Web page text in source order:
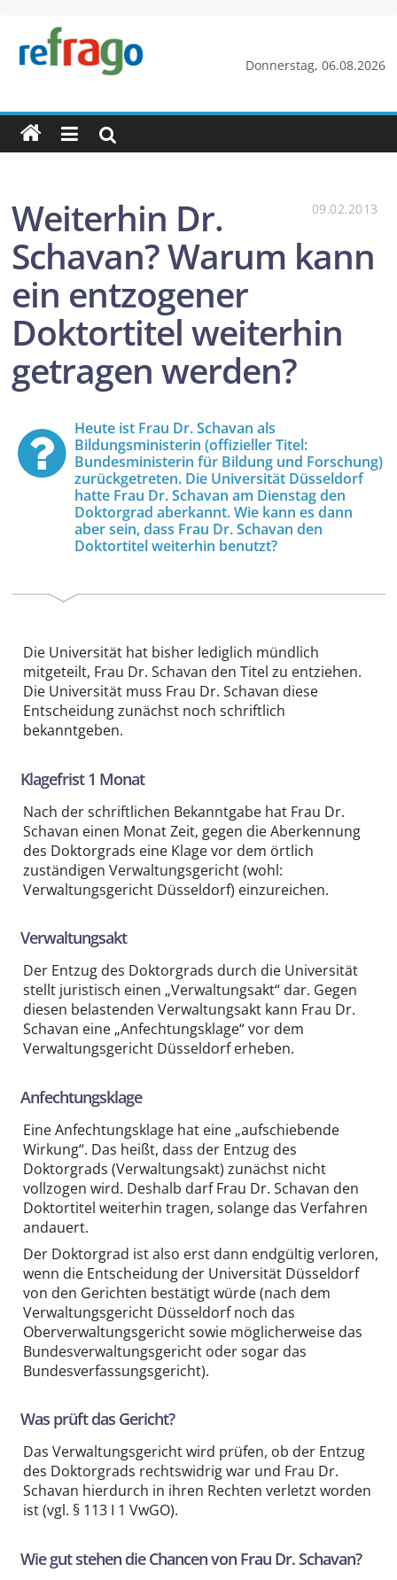
springen
Donnerstag, 06.08.2026
refrago
Rechtsfragen
online
verständlich
kostenlos
09.02.2013
Weiterhin Dr.
Schavan? Warum kann
ein entzogener
Doktortitel weiterhin
getragen werden?
Heute ist Frau Dr. Schavan als
Bildungsministerin (offizieller Titel:
Bundesministerin für Bildung und Forschung)
zurückgetreten. Die Universität Düsseldorf
hatte Frau Dr. Schavan am Dienstag den
Doktorgrad aberkannt. Wie kann es dann
aber sein, dass Frau Dr. Schavan den
Doktortitel weiterhin benutzt?
Die Universität hat bisher lediglich mündlich
mitgeteilt, Frau Dr. Schavan den Titel zu entziehen.
Die Universität muss Frau Dr. Schavan diese
Entscheidung zunächst noch schriftlich
bekanntgeben.
Klagefrist 1 Monat
Nach der schriftlichen Bekanntgabe hat Frau Dr.
Schavan einen Monat Zeit, gegen die Aberkennung
des Doktorgrads eine Klage vor dem örtlich
zuständigen Verwaltungsgericht (wohl:
Verwaltungsgericht Düsseldorf) einzureichen.
Verwaltungsakt
Der Entzug des Doktorgrads durch die Universität
stellt juristisch einen „Verwaltungsakt“ dar. Gegen
diesen belastenden Verwaltungsakt kann Frau Dr.
Schavan eine „Anfechtungsklage“ vor dem
Verwaltungsgericht Düsseldorf erheben.
Anfechtungsklage
Eine Anfechtungsklage hat eine „aufschiebende
Wirkung“. Das heißt, dass der Entzug des
Doktorgrads (Verwaltungsakt) zunächst nicht
vollzogen wird. Deshalb darf Frau Dr. Schavan den
Doktortitel weiterhin tragen, solange das Verfahren
andauert.
Der Doktorgrad ist also erst dann endgültig verloren,
wenn die Entscheidung der Universität Düsseldorf
von den Gerichten bestätigt würde (nach dem
Verwaltungsgericht Düsseldorf noch das
Oberverwaltungsgericht sowie möglicherweise das
Bundesverwaltungsgericht oder sogar das
Bundesverfassungsgericht).
Was prüft das Gericht?
Das Verwaltungsgericht wird prüfen, ob der Entzug
des Doktorgrads rechtswidrig war und Frau Dr.
Schavan hierdurch in ihren Rechten verletzt worden
ist (vgl. § 113 I 1 VwGO).
Wie gut stehen die Chancen von Frau Dr. Schavan?